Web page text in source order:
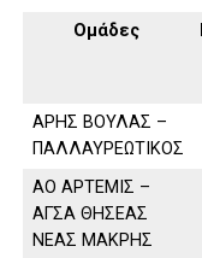
Ομάδες
ΑΡΗΣ ΒΟΥΛΑΣ –
ΠΑΛΛΑΥΡΕΩΤΙΚΟΣ
ΑΟ ΑΡΤΕΜΙΣ –
ΑΓΣΑ ΘΗΣΕΑΣ
ΝΕΑΣ ΜΑΚΡΗΣ